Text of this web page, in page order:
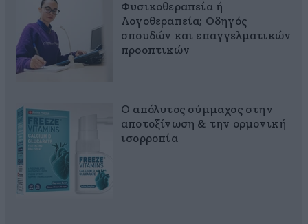
Φυσικοθεραπεία ή
Λογοθεραπεία; Οδηγός
σπουδών και επαγγελματικών
προοπτικών
Ο απόλυτος σύμμαχος στην
αποτοξίνωση & την ορμονική
ισορροπία